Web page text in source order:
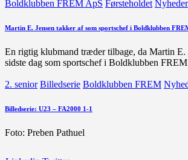
Boldklubben FREM ApS Førsteholdet Nyheder
Martin E. Jensen takker af som sportschef i Boldklubben
En rigtig klubmand træder tilbage, da Martin E.
sidste dag som sportschef i Boldklubben
2. senior Billedserie Boldklubben FREM
Billedserie: U23 – FA2000 1-1
Foto: Preben Pathuel